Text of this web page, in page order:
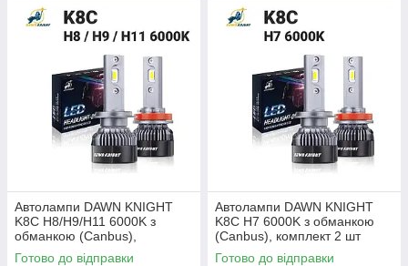
Автолампи DAWN KNIGHT
K8C H8/H9/H11 6000K з
обманкою (Canbus),
комплект 2 шт
Готово до відправки
Автолампи DAWN KNIGHT
K8C H7 6000K з обманкою
(Canbus), комплект 2 шт
Готово до відправки